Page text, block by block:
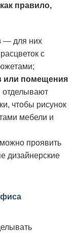
правило,
— для них
с
или помещения
чтобы рисунок
мебели и
проявить
дизайнерские